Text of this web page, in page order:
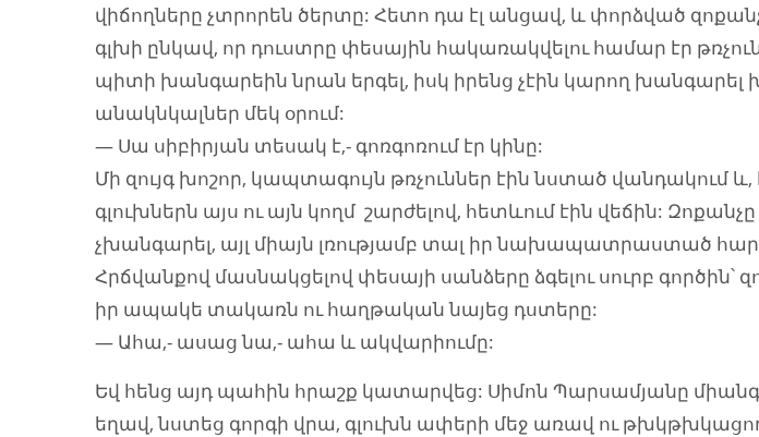
վիճողները չտրորեն ծերտը: Հետո դա էլ անցավ, և փորձված
գլխի ընկավ, որ դուստրը փեսային հակառակվելու համար էր թռչուն
պիտի խանգարեին նրան երգել, իսկ իրենց չէին կարող խանգարել
անակնկալներ մեկ օրում:
— Սա սիբիրյան տեսակ է,- գոռգոռում էր կինը:
Մի զույգ խոշոր, կապտագույն թռչուններ էին նստած վանդակում և,
գլուխներն այս ու այն կողմ շարժելով, հետևում էին վեճին: Զոքանչը
չխանգարել, այլ միայն լռությամբ տալ իր նախապատրաստած
Հրճվանքով մասնակցելով փեսայի սանձերը ձգելու սուրբ գործին՝
իր ապակե տակառն ու հաղթական նայեց դստերը:
— Ահա,- ասաց նա,- ահա և ակվարիումը:
Եվ հենց այդ պահին հրաշք կատարվեց: Սիմոն Պարսամյանը
եղավ, նստեց գորգի վրա, գլուխն ափերի մեջ առավ ու